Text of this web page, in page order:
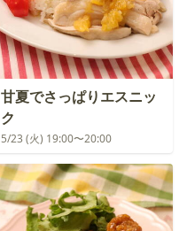
甘夏でさっぱりエスニッ
ク
5/23 (火) 19:00〜20:00